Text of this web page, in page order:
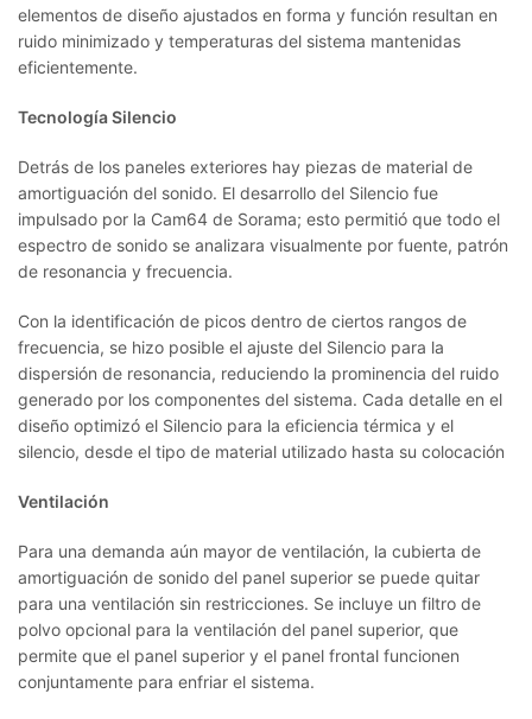
elementos de diseño ajustados en forma y función resultan en
ruido minimizado y temperaturas del sistema mantenidas
eficientemente.
Tecnología Silencio
Detrás de los paneles exteriores hay piezas de material de
amortiguación del sonido. El desarrollo del Silencio fue
impulsado por la Cam64 de Sorama; esto permitió que todo el
espectro de sonido se analizara visualmente por fuente, patrón
de resonancia y frecuencia.
Con la identificación de picos dentro de ciertos rangos de
frecuencia, se hizo posible el ajuste del Silencio para la
dispersión de resonancia, reduciendo la prominencia del ruido
generado por los componentes del sistema. Cada detalle en el
diseño optimizó el Silencio para la eficiencia térmica y el
silencio, desde el tipo de material utilizado hasta su colocación
Ventilación
Para una demanda aún mayor de ventilación, la cubierta de
amortiguación de sonido del panel superior se puede quitar
para una ventilación sin restricciones. Se incluye un filtro de
polvo opcional para la ventilación del panel superior, que
permite que el panel superior y el panel frontal funcionen
conjuntamente para enfriar el sistema.